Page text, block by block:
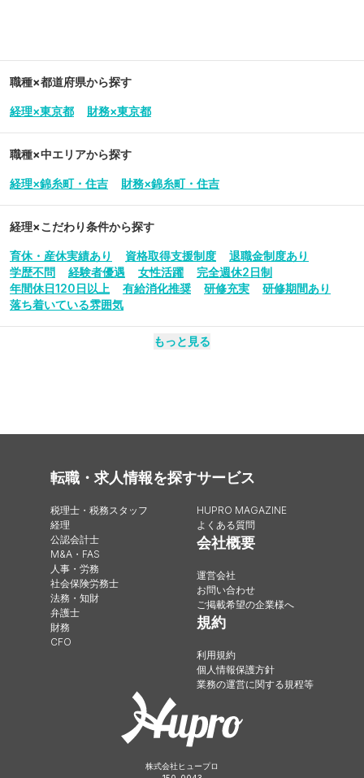
職種×都道府県から探す
経理×東京都 財務×東京都
職種×中エリアから探す
経理×錦糸町・住吉 財務×錦糸町・住吉
経理×こだわり条件から探す
育休・産休実績あり 資格取得支援制度
退職金制度あり
学歴不問
経験者優遇 女性活躍
完全週休2日制
年間休日120日以上
有給消化推奨 研修充実
研修期間あり
落ち着いている雰囲気
もっと見る
転職・求人情報を探す
税理士・税務スタッフ
経理
公認会計士
M&A・FAS
人事・労務
社会保険労務士
法務・知財
弁護士
財務
CFO
サービス
HUPRO MAGAZINE
よくある質問
会社概要
運営会社
お問い合わせ
ご掲載希望の企業様へ
規約
利用規約
個人情報保護方針
業務の運営に関する規程等
株式会社ヒュープロ